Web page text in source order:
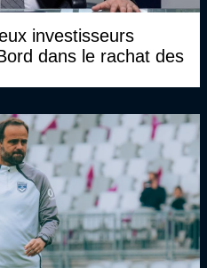
investisseurs
dans le rachat des